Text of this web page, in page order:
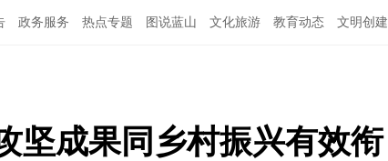
政务服务 热点专题 图说蓝山 文化旅游 教育动态 文明创建
坚成果同乡村振兴有效衔